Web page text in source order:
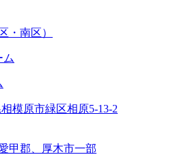
・南区）
模原市緑区相原5-13-2
甲郡、厚木市一部